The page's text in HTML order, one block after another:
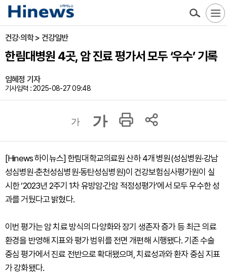
건강·의학 > 건강일반
한림대병원 4곳, 암 진료 평가서 모두 ‘우수’ 기록
임혜정 기자
기사입력 : 2025-08-27 09:48
가 가
[Hinews 하이뉴스] 한림대학교의료원 산하 4개 병원(성심병원·강남
성심병원·춘천성심병원·동탄성심병원)이 건강보험심사평가원이 실
시한 ‘2023년 2주기 1차 유방암·간암 적정성평가’에서 모두 우수한 성
과를 거뒀다고 밝혔다.
이번 평가는 암 치료 방식의 다양화와 장기 생존자 증가 등 최근 의료
환경을 반영해 지표와 평가 범위를 전면 개편해 시행됐다. 기존 수술
중심 평가에서 진료 전반으로 확대됐으며, 치료성과와 환자 중심 지표
가 강화됐다.